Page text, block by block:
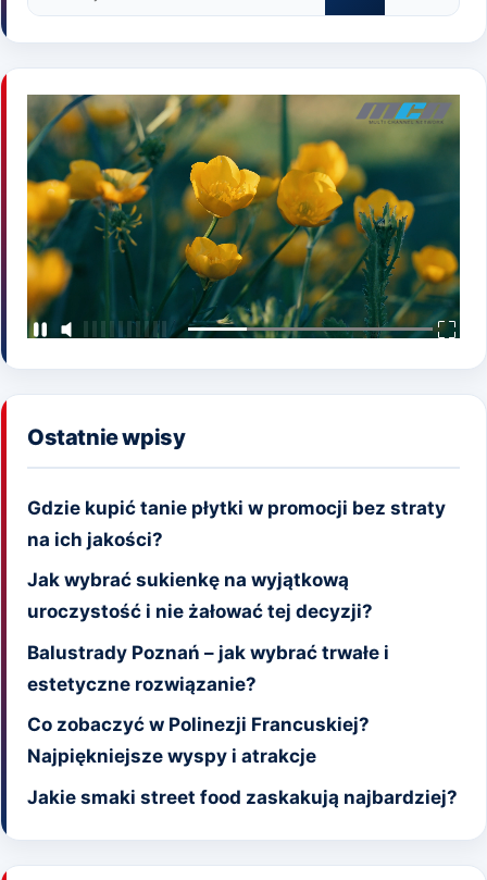
Ostatnie wpisy
Gdzie kupić tanie płytki w promocji bez straty
na ich jakości?
Jak wybrać sukienkę na wyjątkową
uroczystość i nie żałować tej decyzji?
Balustrady Poznań – jak wybrać trwałe i
estetyczne rozwiązanie?
Co zobaczyć w Polinezji Francuskiej?
Najpiękniejsze wyspy i atrakcje
Jakie smaki street food zaskakują najbardziej?